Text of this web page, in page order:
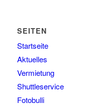
SEITEN
Startseite
Aktuelles
Vermietung
Shuttleservice
Fotobulli